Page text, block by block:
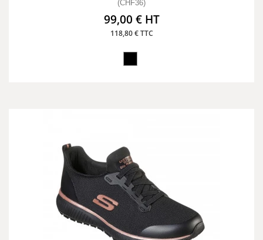
(CHF36)
99,00 € HT
118,80 € TTC